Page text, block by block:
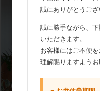
誠にありがとうござ
誠に勝手ながら、
いただきます。
お客様にはご不便
理解賜りますようお